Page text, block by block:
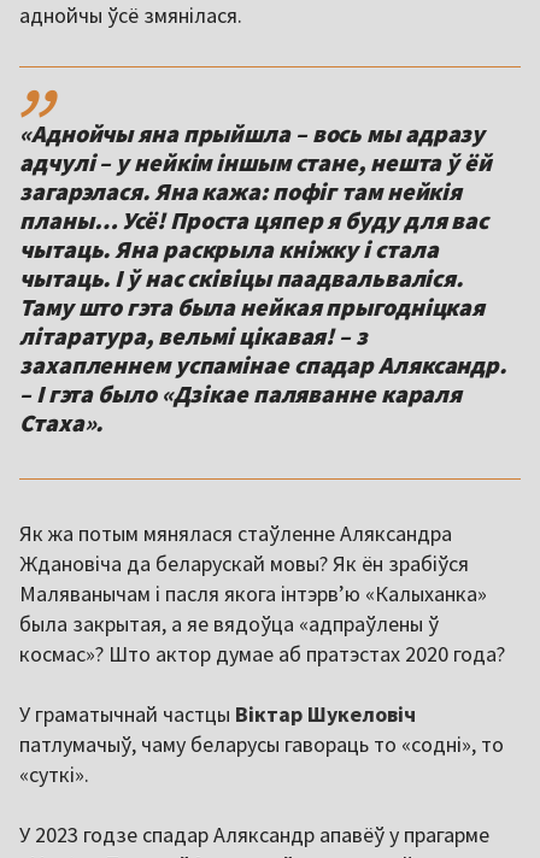
аднойчы ўсё змянілася.
,,
«Аднойчы яна прыйшла – вось мы адразу
адчулі – у нейкім іншым стане, нешта ў ёй
загарэлася. Яна кажа: пофіг там нейкія
планы… Усё! Проста цяпер я буду для вас
чытаць. Яна раскрыла кніжку і стала
чытаць. І ў нас сківіцы паадвальваліся.
Таму што гэта была нейкая прыгодніцкая
літаратура, вельмі цікавая! – з
захапленнем успамінае спадар Аляксандр.
– І гэта было «Дзікае паляванне караля
Стаха».
Як жа потым мянялася стаўленне Аляксандра
Ждановіча да беларускай мовы? Як ён зрабіўся
Маляванычам і пасля якога інтэрв’ю «Калыханка»
была закрытая, а яе вядоўца «адпраўлены ў
космас»? Што актор думае аб пратэстах 2020 года?
У граматычнай частцы Віктар Шукеловіч
патлумачыў, чаму беларусы гавораць то «содні», то
«суткі».
У 2023 годзе спадар Аляксандр апавёў у прагарме